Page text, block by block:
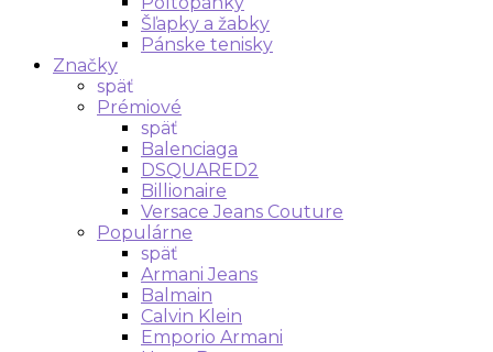
Šľapky a žabky
Pánske tenisky
Značky
späť
Prémiové
späť
Balenciaga
DSQUARED2
Billionaire
Versace Jeans Couture
Populárne
späť
Armani Jeans
Balmain
Calvin Klein
Emporio Armani